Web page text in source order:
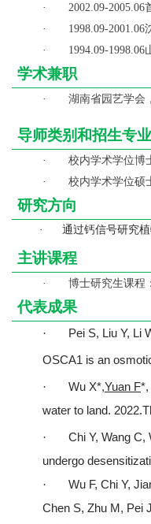
· 2002.09-2005.06
· 1998.09-2001.06
· 1994.09-1998.06
学术兼职
· 湖南省园艺学会
导师类别和招生专业
· 校内学术学位博
· 校内学术学位硕
研究方向
· 通过钙信号研究
主讲课程
· 博士研究生课程
代表成果
·
Pei S, Liu Y, Li
OSCA1 is an
· Wu X*,Yuan F*,
water to land. 2022.
·
Chi Y, Wang
undergo
·
Wu F, Chi Y,
Chen S, Zhu M, Pei